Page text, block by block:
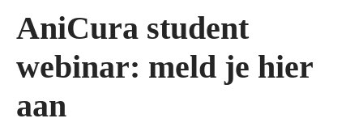
AniCura student
webinar: meld je hier
aan